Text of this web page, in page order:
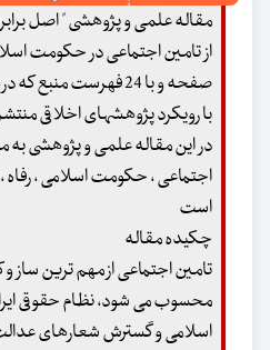
مقاله علمی و پژوهشی " اصل
صفحه و با 24 فهرست
با رویکرد پژوهشهای اخلاقی
در این مقاله علمی و پژوهشی به
اجتماعی ، حکومت اسلامی ،
است
چکیده مقاله
تامین اجتماعی از مهم ترین
محسوب می شود، نظام حقوقی
اسلامی و گسترش شعارهای عدالت